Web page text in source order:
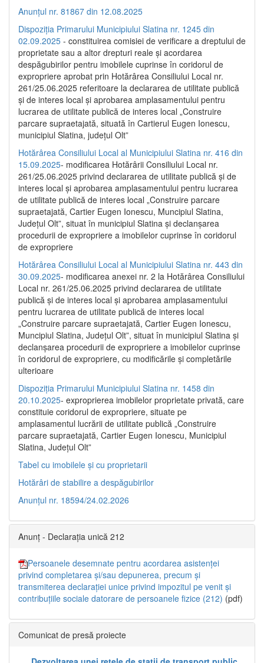
Anunțul nr. 81867 din 12.08.2025
Dispoziția Primarului Municipiului Slatina nr. 1245 din
02.09.2025 - constituirea comisiei de verificare a dreptului de
proprietate sau a altor drepturi reale și acordarea
despăgubirilor pentru imobilele cuprinse în coridorul de
expropriere aprobat prin Hotărârea Consiliului Local nr.
261/25.06.2025 referitoare la declararea de utilitate publică
și de interes local și aprobarea amplasamentului pentru
lucrarea de utilitate publică de interes local „Construire
parcare supraetajată, situată în Cartierul Eugen Ionescu,
municipiul Slatina, județul Olt”
Hotărârea Consiliului Local al Municipiului Slatina nr. 416 din
15.09.2025- modificarea Hotărârii Consiliului Local nr.
261/25.06.2025 privind declararea de utilitate publică și de
interes local și aprobarea amplasamentului pentru lucrarea
de utilitate publică de interes local „Construire parcare
supraetajată, Cartier Eugen Ionescu, Muncipiul Slatina,
Județul Olt”, situat în municipiul Slatina și declanșarea
procedurii de expropriere a imobilelor cuprinse în coridorul
de expropriere
Hotărârea Consiliului Local al Municipiului Slatina nr. 443 din
30.09.2025- modificarea anexei nr. 2 la Hotărârea Consiliului
Local nr. 261/25.06.2025 privind declararea de utilitate
publică şi de interes local şi aprobarea amplasamentului
pentru lucrarea de utilitate publică de interes local
„Construire parcare supraetajată, Cartier Eugen Ionescu,
Muncipiul Slatina, Judeţul Olt”, situat în municipiul Slatina şi
declanşarea procedurii de expropriere a imobilelor cuprinse
în coridorul de expropriere, cu modificările şi completările
ulterioare
Dispoziția Primarului Municipiului Slatina nr. 1458 din
20.10.2025- exproprierea imobilelor proprietate privată, care
constituie coridorul de expropriere, situate pe
amplasamentul lucrării de utilitate publică „Construire
parcare supraetajată, Cartier Eugen Ionescu, Municipiul
Slatina, Județul Olt”
Tabel cu imobilele și cu proprietarii
Hotărâri de stabilire a despăgubirilor
Anunțul nr. 18594/24.02.2026
Anunț - Declarația unică 212
Persoanele desemnate pentru acordarea asistenței
privind completarea și/sau depunerea, precum și
transmiterea declarației unice privind impozitul pe venit și
contribuțiile sociale datorare de persoanele fizice (212) (pdf)
Comunicat de presă proiecte